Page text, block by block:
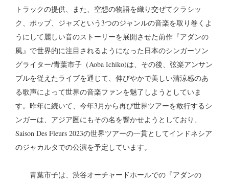
トラックの提供、また、空想の物語を織り交ぜてクラシッ
ク、ポップ、ジャズという3つのジャンルの音楽を取り巻くよ
うにして麗しい音のストーリーを展開させた前作『アダンの
風』で世界的に注目されるようになった日本のシンガーソン
グライター/青葉市子（Aoba Ichiko)は、その後、弦楽アンサン
ブルを従えたライブを通じて、伸びやかで美しい清涼感のあ
る歌声によって世界の音楽ファンを魅了しようとしていま
す。昨年に続いて、今年3月から再び世界ツアーを敢行するシ
ンガーは、アジア圏にもその名を響かせようとしており、
Saison Des Fleurs 2023の世界ツアーの一貫としてインドネシア
のジャカルタでの公演を予定しています。
青葉市子は、渋谷オーチャードホールでの『アダンの